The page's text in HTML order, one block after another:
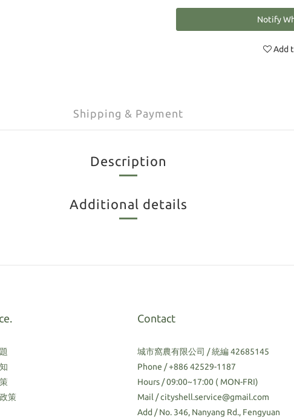
Notify
Add
Shipping & Payment
Description
Additional details
策
Contact
城市窩農有限公司 / 統編 42685145
Phone / +886 42529-1187
Hours / 09:00~17:00 ( MON-FRI)
Mail / cityshell.service@gmail.com
Add / No. 346, Nanyang Rd., Fengyuan